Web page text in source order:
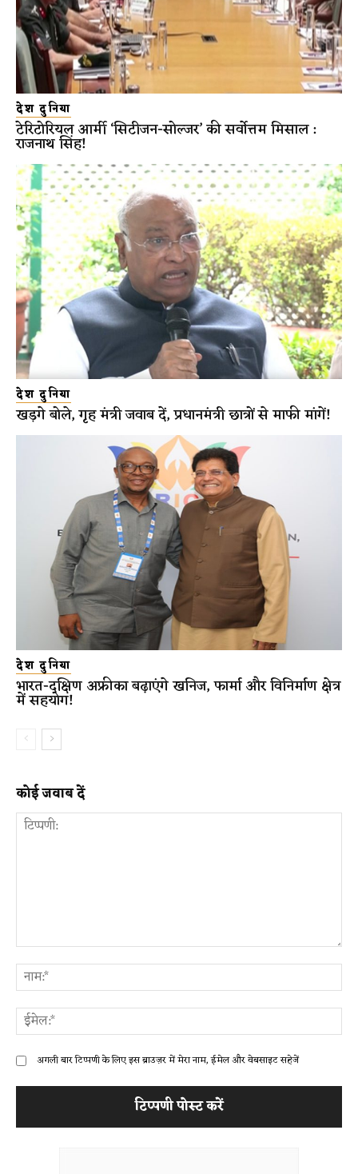
देश दुनिया
टेरिटोरियल आर्मी ‘सिटीजन-सोल्जर’ की सर्वोत्तम मिसाल :
राजनाथ सिंह!
देश दुनिया
खड़गे बोले, गृह मंत्री जवाब दें, प्रधानमंत्री छात्रों से माफी मांगें!
देश दुनिया
भारत-दक्षिण अफ्रीका बढ़ाएंगे खनिज, फार्मा और विनिर्माण क्षेत्र
में सहयोग!
कोई जवाब दें
अगली बार टिप्पणी के लिए इस ब्राउज़र में मेरा नाम, ईमेल और वेबसाइट सहेजें